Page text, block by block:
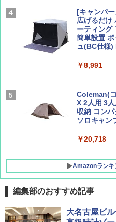
BE-PAL(ビ
SOTO ミニ
￥1,500
新しい日本
解く (講談
￥1,540
[キャンパ
広げるだけ
ーティング
簡単設置
ュ(BC仕様)
￥8,991
Coleman(
X 2人用 3
収納 コン
ソロキャン
￥20,718
Amazonランキ
BUNDOK(
-08EX カー
編集部のおすすめ記事
大名古屋ビ